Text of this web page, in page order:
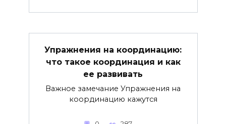
Упражнения на координацию:
что такое координация и как
ее развивать
Важное замечание Упражнения на
координацию кажутся